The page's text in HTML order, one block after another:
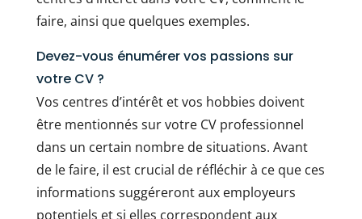
faire, ainsi que quelques exemples.
Devez-vous énumérer vos passions sur
votre CV ?
Vos centres d’intérêt et vos hobbies doivent
être mentionnés sur votre CV professionnel
dans un certain nombre de situations. Avant
de le faire, il est crucial de réfléchir à ce que ces
informations suggéreront aux employeurs
potentiels et si elles correspondent aux